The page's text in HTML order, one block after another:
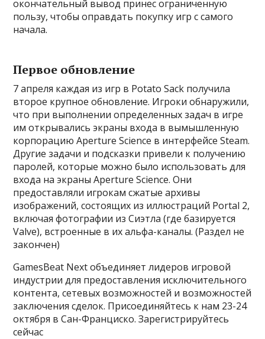
окончательный вывод принес ограниченную
пользу, чтобы оправдать покупку игр с самого
начала.
Первое обновление
7 апреля каждая из игр в Potato Sack получила
второе крупное обновление. Игроки обнаружили,
что при выполнении определенных задач в игре
им открывались экраны входа в вымышленную
корпорацию Aperture Science в интерфейсе Steam.
Другие задачи и подсказки привели к получению
паролей, которые можно было использовать для
входа на экраны Aperture Science. Они
предоставляли игрокам сжатые архивы
изображений, состоящих из иллюстраций Portal 2,
включая фотографии из Сиэтла (где базируется
Valve), встроенные в их альфа-каналы. (Раздел не
закончен)
GamesBeat Next объединяет лидеров игровой
индустрии для предоставления исключительного
контента, сетевых возможностей и возможностей
заключения сделок. Присоединяйтесь к нам 23-24
октября в Сан-Франциско. Зарегистрируйтесь
сейчас